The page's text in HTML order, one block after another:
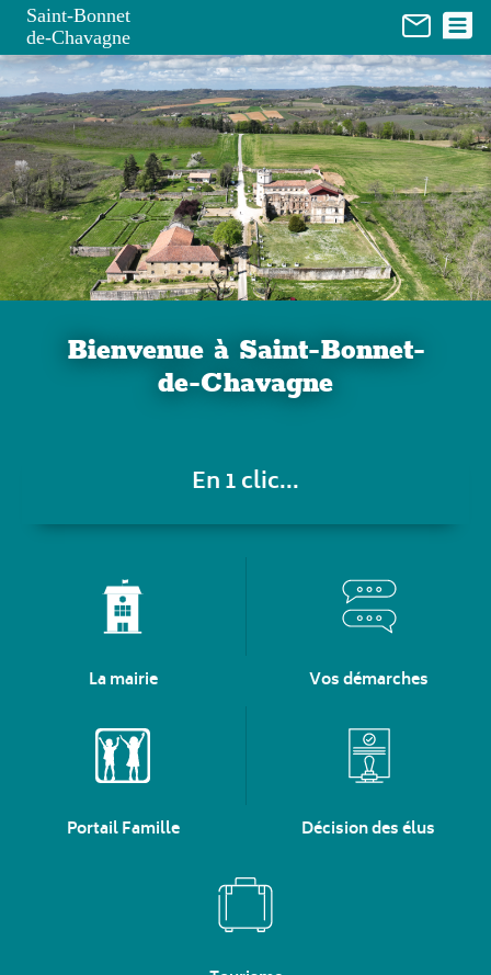
Saint-Bonnet
de-Chavagne
Bienvenue à Saint-Bonnet-
de-Chavagne
En 1 clic...
La mairie Vos démarches
Portail Famille Décision des élus
Panneau de gestion des cookies